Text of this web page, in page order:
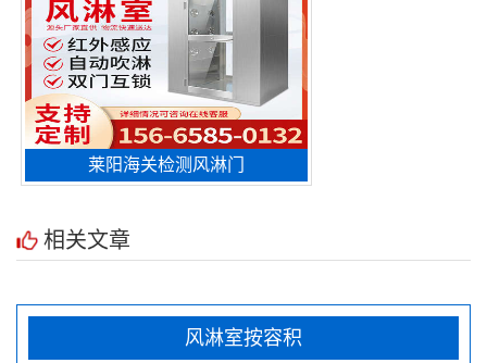
莱阳海关检测风淋门
相关文章
风淋室按容积